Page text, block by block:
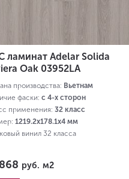
ламинат Adelar Solida
Oak 03952LA
производства: Вьетнам
фаски: с 4-х сторон
применения: 32 класс
1219.2х178.1х4 мм
винил 32 класса
руб. м2